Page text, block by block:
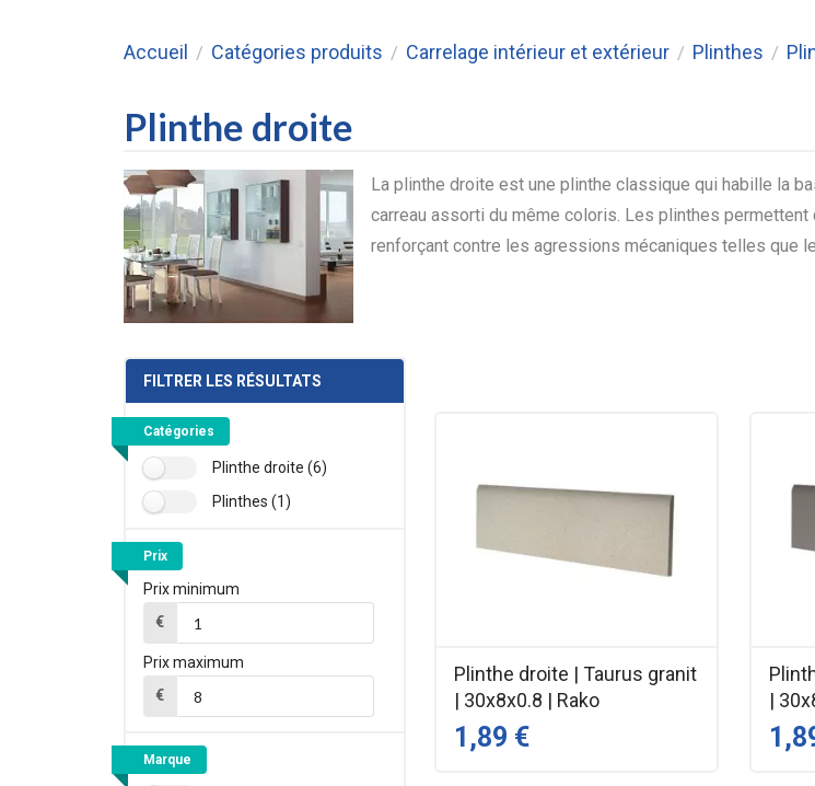
Accueil / Catégories produits / Carrelage intérieur et extérieur / Plinthes /
Plinthe droite
La plinthe droite est une plinthe classique qui habille la
carreau assorti du même coloris. Les plinthes
renforçant contre les agressions mécaniques telles que
FILTRER LES RÉSULTATS
Catégories
Plinthe droite (6)
Plinthes (1)
Prix
Prix minimum
€
Prix maximum
€
Marque
Plinthe droite | Taurus granit
| 30x8x0.8 | Rako
1,89 €
|